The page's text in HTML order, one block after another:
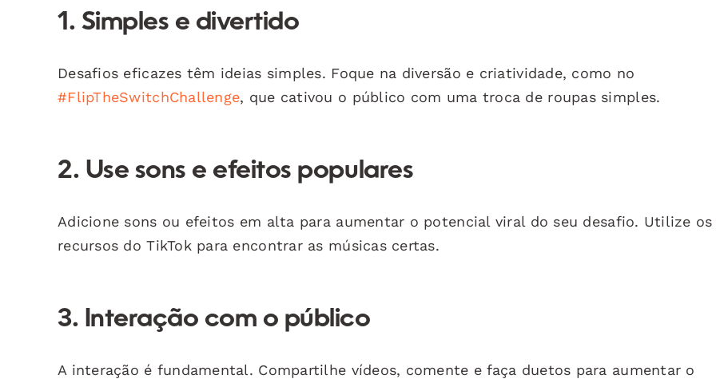
1. Simples e divertido
Desafios eficazes têm ideias simples. Foque na diversão e criatividade, como no
#FlipTheSwitchChallenge, que cativou o público com uma troca de roupas simples.
2. Use sons e efeitos populares
Adicione sons ou efeitos em alta para aumentar o potencial viral do seu desafio. Utilize os
recursos do TikTok para encontrar as músicas certas.
3. Interação com o público
A interação é fundamental. Compartilhe vídeos, comente e faça duetos para aumentar o